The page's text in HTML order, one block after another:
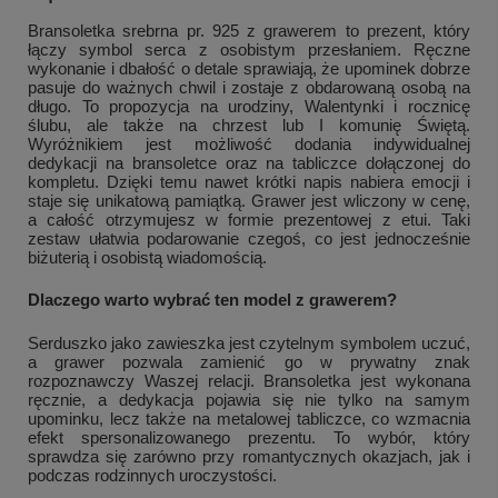
Bransoletka srebrna pr. 925 z grawerem to prezent, który
łączy symbol serca z osobistym przesłaniem. Ręczne
wykonanie i dbałość o detale sprawiają, że upominek dobrze
pasuje do ważnych chwil i zostaje z obdarowaną osobą na
długo. To propozycja na urodziny, Walentynki i rocznicę
ślubu, ale także na chrzest lub I komunię Świętą.
Wyróżnikiem jest możliwość dodania indywidualnej
dedykacji na bransoletce oraz na tabliczce dołączonej do
kompletu. Dzięki temu nawet krótki napis nabiera emocji i
staje się unikatową pamiątką. Grawer jest wliczony w cenę,
a całość otrzymujesz w formie prezentowej z etui. Taki
zestaw ułatwia podarowanie czegoś, co jest jednocześnie
biżuterią i osobistą wiadomością.
Dlaczego warto wybrać ten model z grawerem?
Serduszko jako zawieszka jest czytelnym symbolem uczuć,
a grawer pozwala zamienić go w prywatny znak
rozpoznawczy Waszej relacji. Bransoletka jest wykonana
ręcznie, a dedykacja pojawia się nie tylko na samym
upominku, lecz także na metalowej tabliczce, co wzmacnia
efekt spersonalizowanego prezentu. To wybór, który
sprawdza się zarówno przy romantycznych okazjach, jak i
podczas rodzinnych uroczystości.